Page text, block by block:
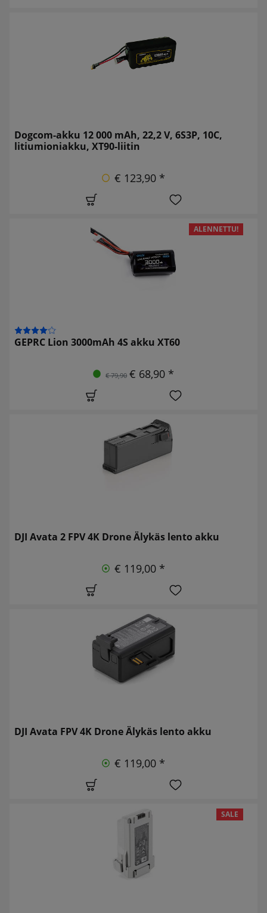
Dogcom-akku 12 000 mAh, 22,2 V, 6S3P, 10C,
litiumioniakku, XT90-liitin
€ 123,90 *
ALENNETTU!
GEPRC Lion 3000mAh 4S akku XT60
€ 79,90 € 68,90 *
DJI Avata 2 FPV 4K Drone Älykäs lento akku
€ 119,00 *
DJI Avata FPV 4K Drone Älykäs lento akku
€ 119,00 *
SALE